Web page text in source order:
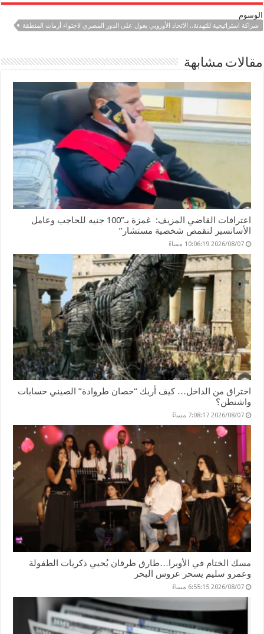
e
b
o
k
at
sA
p
er
es
k
e
n
se
n
er
الوسوم
شراكة استراتيجية للتهدئة.. الاتحاد الأوروبي يعول على الدور المصري لاحتواء أزمات المنطقة
مقالات مشابهة
اعترافات القاضي المزيف: غمزة بـ”100 جنيه للحاجب وعامل
الأسانسير لتقمص شخصية مستشار”
2026/08/07 10:06:19 مساءً
اختراق من الداخل… كيف أربك “حصان طروادة” الصيني حسابات
واشنطن؟
2026/08/07 7:08:17 مساءً
مسك الختام في الأوبرا…طارق طرقان يُحيي ذكريات الطفولة
وعمرو سليم يسحر عروس البحر
2026/08/07 6:55:15 مساءً